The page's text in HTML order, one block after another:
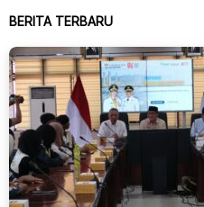
BERITA TERBARU